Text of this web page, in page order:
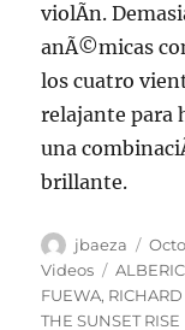
violÃ­n.
anÃ©micas
los cuatro
relajante para
una
brillante.
Author
jbaeza
on
Videos
Tags
FUEWA,
THE SUNSET RISE